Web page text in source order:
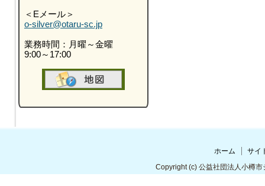
＜Eメール＞
o-silver@otaru-sc.jp
業務時間：月曜～金曜
9:00～17:00
ホーム
サイ
Copyright(c) 公益社団法人小樽市